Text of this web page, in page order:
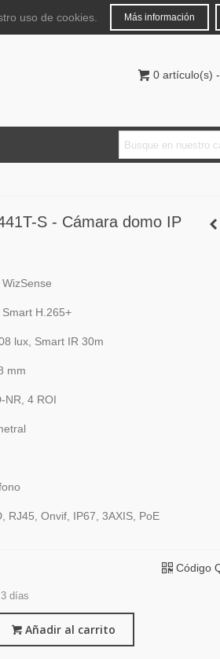
Español
0 artículo(s) -
S - Cámara domo IP
H.265+
lux, Smart IR 30m
mm
NR, 4 ROI
RJ45, Onvif, IP67, 3AXIS, PoE
días
Código
Añadir al carrito
uso de cookies. Más información